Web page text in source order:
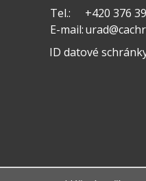
Tel.:
+420 376
E-mail:
ID datové